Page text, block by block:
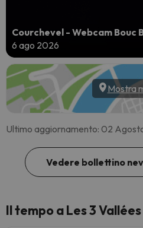
Courchevel - Webcam Bouc
6 ago 2026
Mostra
Ultimo aggiornamento: 02
Vedere bollettino
Il tempo a Les 3 Vallées